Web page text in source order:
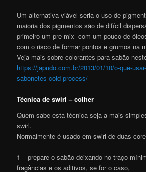
Um alternativa viável seria o uso de
maioria dos pigmentos são de difícil
primeiro um pre-mix com um pouco de
com o risco de formar pontos e grumos na
Veja mais sobre colorantes para sabão
https://japudo.com.br/2013/01/10/o-que-
sabonetes-cold-process/
Técnica de swirl – colher
Quem sabe esta técnica seja a mais
swirl.
Normalmente é usado em swirl de duas
1 – prepare o sabão deixando no traço
fragâncias e os aditivos, se for o caso,